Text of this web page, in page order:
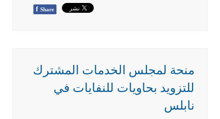
f Share
منحة لمجلس الخدمات المشترك
للتزويد بحاويات للنفايات في
نابلس